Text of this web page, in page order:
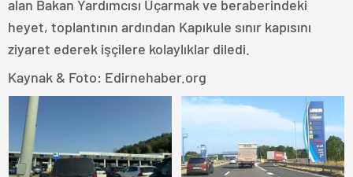
alan Bakan Yardımcısı Uçarmak ve beraberindeki
heyet, toplantının ardından Kapıkule sınır kapısını
ziyaret ederek işçilere kolaylıklar diledi.
Kaynak & Foto: Edirnehaber.org